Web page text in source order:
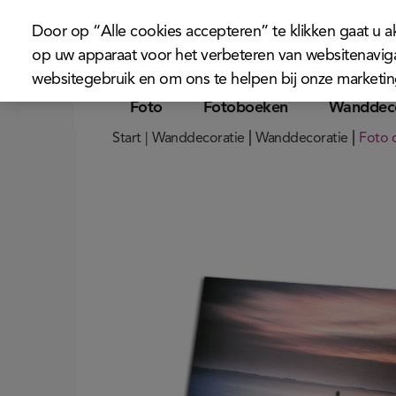
Foto Fotoboeken
Start Wanddecoratie Wanddecoratie Foto
Door op “Alle cookies accepteren” te klikken gaat u
op uw apparaat voor het verbeteren van
websitegebruik en om ons te helpen bij onze